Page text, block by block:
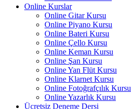
Online Kurslar
Online Gitar Kursu
Online Piyano Kursu
Online Bateri Kursu
Online Çello Kursu
Online Keman Kursu
Online Şan Kursu
Online Yan Flüt Kursu
Online Klarnet Kursu
Online Fotoğrafçılık Kursu
Online Yazarlık Kursu
Ücretsiz Deneme Dersi